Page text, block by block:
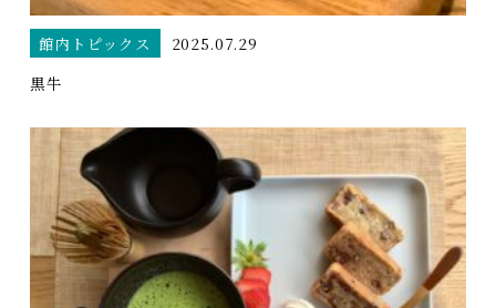
館内トピックス
2025.07.29
黒牛